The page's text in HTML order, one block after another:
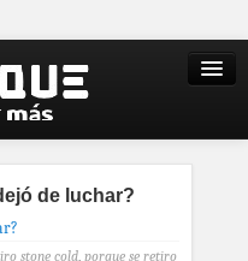
de luchar?
stone cold, porque se retiro